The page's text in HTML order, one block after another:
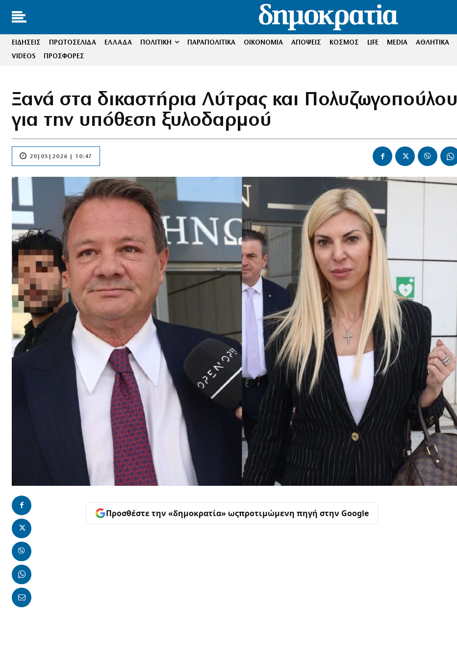
ΕΙΔΗΣΕΙΣ ΠΡΩΤΟΣΕΛΙΔΑ ΕΛΛΑΔΑ ΠΟΛΙΤΙΚΗ ΠΑΡΑΠΟΛΙΤΙΚΑ ΟΙΚΟΝΟΜΙΑ ΑΠΟΨΕΙΣ ΚΟΣΜΟΣ LIFE MEDIA ΑΘΛΗΤΙΚΑ
VIDEOS
ΠΡΟΣΦΟΡΕΣ
Ξανά στα δικαστήρια Λύτρας και Πολυζωγοπούλου
για την υπόθεση ξυλοδαρμού
20|05|2026 | 10:47
Προσθέστε την «δημοκρατία» ωςπροτιμώμενη πηγή στην Google